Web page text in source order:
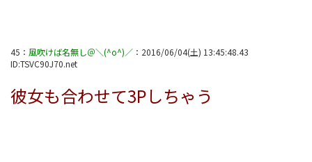
45 ： 風吹けば名無し＠＼(^o^)／ ： 2016/06/04(土) 13:45:48.43
ID:TSVC90J70.net
彼女も合わせて3Pしちゃう